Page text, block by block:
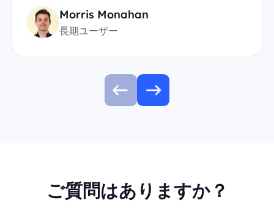
Morris Monahan
長期ユーザー
ご質問はありますか？